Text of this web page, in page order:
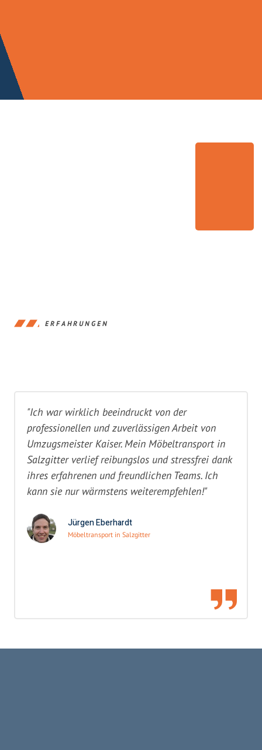
ERFAHRUNGEN
"Ich war wirklich beeindruckt von der
professionellen und zuverlässigen Arbeit von
Umzugsmeister Kaiser. Mein Möbeltransport in
Salzgitter verlief reibungslos und stressfrei dank
ihres erfahrenen und freundlichen Teams. Ich
kann sie nur wärmstens weiterempfehlen!"
Jürgen Eberhardt
Möbeltransport in Salzgitter